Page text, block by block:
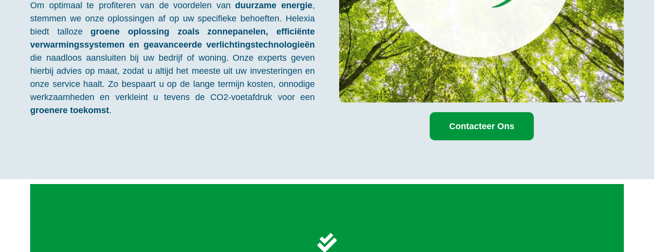
Om optimaal te profiteren van de voordelen vanduurzame energie,
stemmen we onze oplossingen af op uw specifieke behoeften. Helexia
biedt tallozegroene oplossing zoals zonnepanelen, efficiënte
verwarmingssystemen en geavanceerde verlichtingstechnologieën
die naadloos aansluiten bij uw bedrijf of woning. Onze experts geven
hierbij advies op maat, zodat u altijd het meeste uit uw investeringen en
onze service haalt. Zo bespaart u op de lange termijn kosten, onnodige
werkzaamheden en verkleint u tevens de CO2-voetafdruk voor een
groenere toekomst.
Contacteer Ons
CO2-vermindering